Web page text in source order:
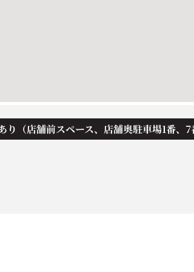
り（店舗前スペース、店舗奥駐車場1番、7